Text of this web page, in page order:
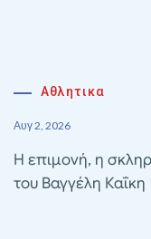
Αθλητικα
Αυγ 2, 2026
Η επιμονή, η
του Βαγγέλη Καΐκη